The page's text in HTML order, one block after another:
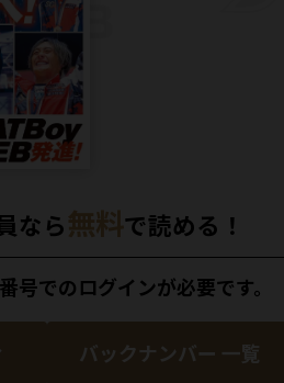
なら無料で読める！
でのログインが必要です。
バックナンバー 一覧